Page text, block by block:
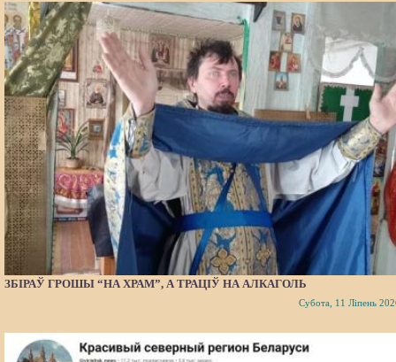
ЗБІРАЎ ГРОШЫ “НА ХРАМ”, А ТРАЦІЎ НА АЛКАГОЛЬ
Субота, 11 Ліпень